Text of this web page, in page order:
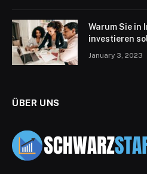
Warum Sie in
investieren
January 3, 2023
ÜBER UNS